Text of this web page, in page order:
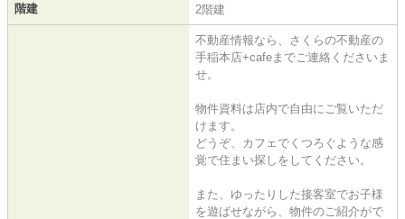
階建 2階建
不動産情報なら、さくらの不動産の
手稲本店+cafeまでご連絡くださいま
せ。
物件資料は店内で自由にご覧いただ
けます。
どうぞ、カフェでくつろぐような感
覚で住まい探しをしてください。
また、ゆったりした接客室でお子様
を遊ばせながら、物件のご紹介がで